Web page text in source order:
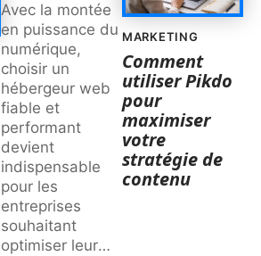
Avec la montée
en puissance du
numérique,
choisir un
hébergeur web
fiable et
performant
devient
indispensable
pour les
entreprises
souhaitant
optimiser leur…
MARKETING
Comment
utiliser Pikdo
pour
maximiser
votre
stratégie de
contenu